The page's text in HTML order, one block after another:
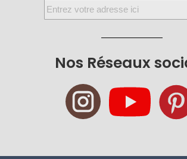
Nos Réseaux
Inscription
à